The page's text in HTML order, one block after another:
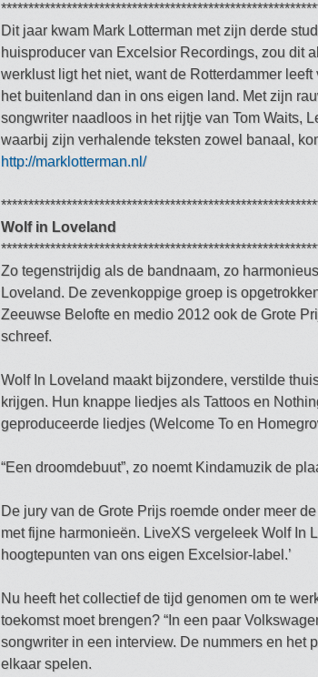
Dit jaar kwam Mark Lotterman met zijn derde
huisproducer van Excelsior Recordings, zou dit
werklust ligt het niet, want de Rotterdammer
het buitenland dan in ons eigen land. Met zijn
songwriter naadloos in het rijtje van Tom Waits,
waarbij zijn verhalende teksten zowel banaal,
http://marklotterman.nl/
Wolf in Loveland
Zo tegenstrijdig als de bandnaam, zo
Loveland. De zevenkoppige groep is
Zeeuwse Belofte en medio 2012 ook de Grote
schreef.
Wolf In Loveland maakt bijzondere, verstilde
krijgen. Hun knappe liedjes als Tattoos en
geproduceerde liedjes (Welcome To en
“Een droomdebuut”, zo noemt Kindamuzik de
De jury van de Grote Prijs roemde onder meer
met fijne harmonieën. LiveXS vergeleek Wolf In
hoogtepunten van ons eigen Excelsior-label.’
Nu heeft het collectief de tijd genomen om te
toekomst moet brengen? “In een paar
songwriter in een interview. De nummers en het
elkaar spelen.